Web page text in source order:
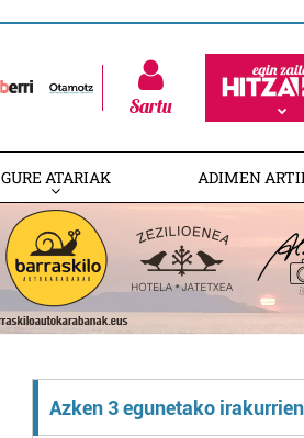
Sartu
GURE ATARIAK ADIMEN
Azken 3 egunetako